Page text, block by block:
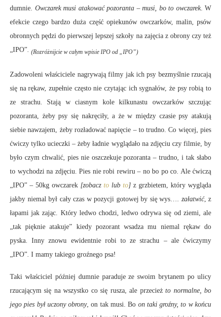
dumnie. Owczarek musi atakować pozoranta – musi, bo to owczarek. W
efekcie czego bardzo duża część opiekunów owczarków, malin, psów
obronnych pędzi do pierwszej lepszej szkoły na zajęcia z obrony czy też
„IPO”. (Rozróżnijcie w całym wpisie IPO od „IPO”)
Zadowoleni właściciele nagrywają filmy jak ich psy bezmyślnie rzucają
się na rękaw, zupełnie często nie czytając ich sygnałów, że psy robią to
ze strachu. Stają w ciasnym kole kilkunastu owczarków szczując
pozoranta, żeby psy się nakręciły, a że w między czasie psy atakują
siebie nawzajem, żeby rozładować napięcie – to trudno. Co więcej, pies
ćwiczy tylko ucieczki – żeby ładnie wyglądało na zdjęciu czy filmie, by
było czym chwalić, pies nie oszczekuje pozoranta – trudno, i tak słabo
to wychodzi na zdjęciu. Pies nie robi rewiru – no bo po co. Ale ćwiczą
„IPO” – 50kg owczarek [zobacz to lub to] z grzbietem, który wygląda
jakby niemal był cały czas w pozycji gotowej by się wys…. załatwić, z
łapami jak zając. Który ledwo chodzi, ledwo odrywa się od ziemi, ale
„tak pięknie atakuje” kiedy pozorant wsadza mu niemal rękaw do
pyska. Inny znowu ewidentnie robi to ze strachu – ale ćwiczymy
„IPO”. I mamy takiego groźnego psa!
Taki właściciel później dumnie paraduje ze swoim brytanem po ulicy
rzucającym się na wszystko co się rusza, ale przecieżto normalne, bo
jego pies był uczony obrony, on tak musi. Bo on taki groźny, to w końcu